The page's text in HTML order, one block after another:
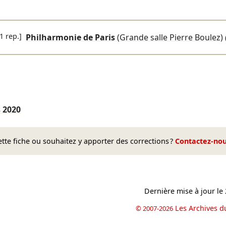
rep.] Philharmonie de Paris(Grande salle Pierre Boulez)
2020
fiche ou souhaitez y apporter des corrections ? Contactez-
Dernière mise à jour le
© 2007-2026 Les Archives